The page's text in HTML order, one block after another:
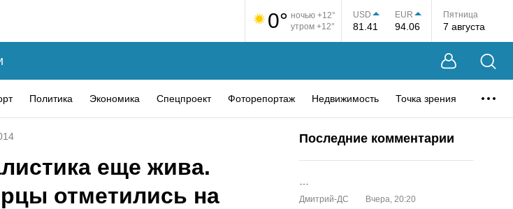
0° ночью +12°
утром +12°
USD
81.41
EUR
94.06
Пятница
7 августа
Политика Экономика Спецпроект Фоторепортаж Недвижимость Точка зрения
еще жива.
отметились на
Последние комментарии
Дмитрий-ДС Вчера, 20:20